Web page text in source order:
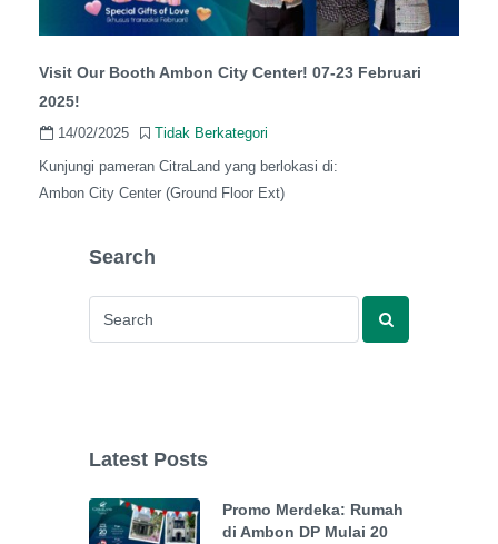
Visit Our Booth Ambon City Center! 07-23 Februari
2025!
14/02/2025
Tidak Berkategori
Kunjungi pameran CitraLand yang berlokasi di:
Ambon City Center (Ground Floor Ext)
Search
Latest Posts
Promo Merdeka: Rumah
di Ambon DP Mulai 20